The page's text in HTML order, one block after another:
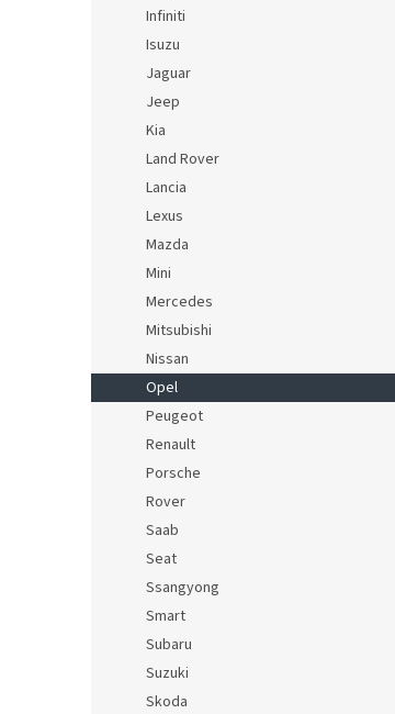
Infiniti
Isuzu
Jaguar
Jeep
Kia
Land Rover
Lancia
Lexus
Mazda
Mini
Mercedes
Mitsubishi
Nissan
Opel
Peugeot
Renault
Porsche
Rover
Saab
Seat
Ssangyong
Smart
Subaru
Suzuki
Skoda